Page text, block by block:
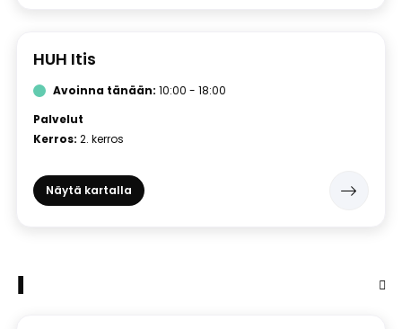
HUH Itis
Avoinna tänään: 10:00 - 18:00
Palvelut
Kerros: 2. kerros
Näytä kartalla
I